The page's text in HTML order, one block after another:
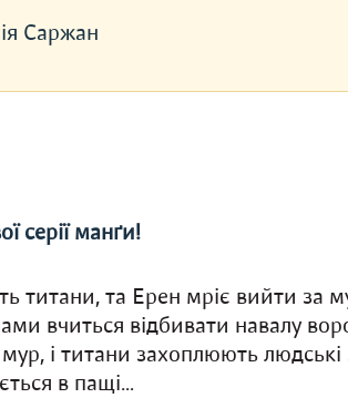
Саржан
серії манґи!
титани, та Ерен мріє вийти
вчиться відбивати навалу
і титани захоплюють
в пащі…